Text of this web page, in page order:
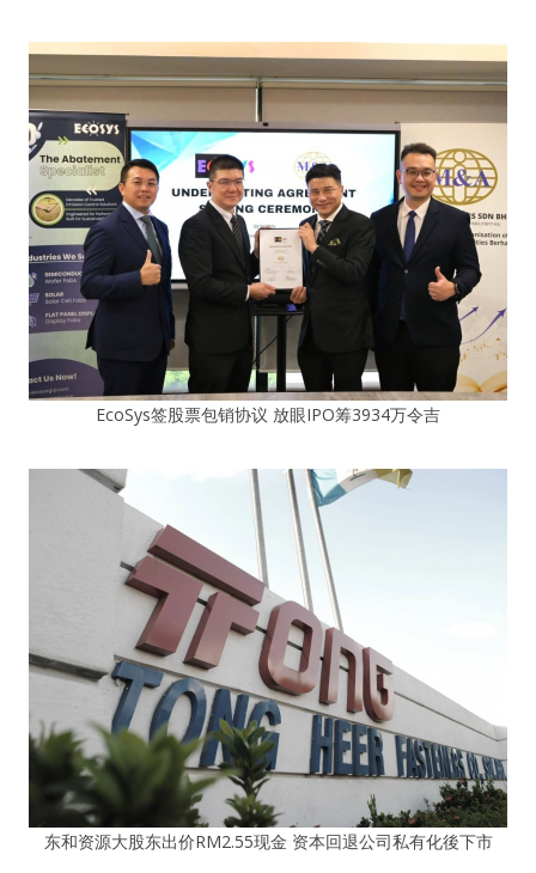
EcoSys签股票包销协议 放眼IPO筹3934万令吉
东和资源大股东出价RM2.55现金 资本回退公司私有化後下市